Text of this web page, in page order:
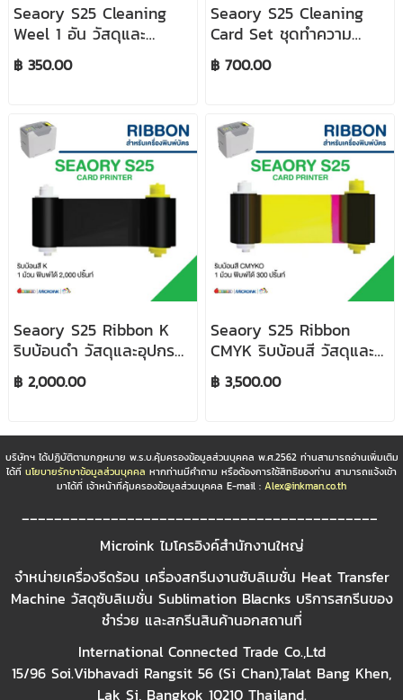
Seaory S25 Cleaning
Weel 1 อัน วัสดุและ
อุปกรณ์เครื่องพิมพ์บัตร
฿ 350.00
Seaory S25 Cleaning
Card Set ชุดทำความ
สะอาด วัสดุและอุปกรณ์
เครื่องพิมพ์บัตร
฿ 700.00
Seaory S25 Ribbon K
ริบบ้อนดำ วัสดุและอุปกรณ์
เครื่องพิมพ์บัตร
฿ 2,000.00
Seaory S25 Ribbon
CMYK ริบบ้อนสี วัสดุและ
อุปกรณ์เครื่องพิมพ์บัตร
฿ 3,500.00
บริษัทฯ ได้ปฏิบัติตามกฏหมาย พ.ร.บ.คุ้มครองข้อมูลส่วนบุคคล พ.ศ.2562 ท่านสามารถอ่านเพิ่มเติม
ได้ที่ นโยบายรักษาข้อมูลส่วนบุคคล หากท่านมีคำถาม หรือต้องการใช้สิทธิของท่าน สามารถแจ้งเข้า
มาได้ที่ เจ้าหน้าที่คุ้มครองข้อมูลส่วนบุคคล E-mail : Alex@inkman.co.th
____________________________________________
Microink ไมโครอิงค์สำนักงานใหญ่
จำหน่ายเครื่องรีดร้อน เครื่องสกรีนงานซับลิเมชั่น Heat Transfer
Machine วัสดุซับลิเมชั่น Sublimation Blacnks บริการสกรีนของ
ชำร่วย และสกรีนสินค้านอกสถานที่
International Connected Trade Co.,Ltd
15/96 Soi.Vibhavadi Rangsit 56 (Si Chan),Talat Bang Khen,
Lak Si, Bangkok 10210 Thailand.